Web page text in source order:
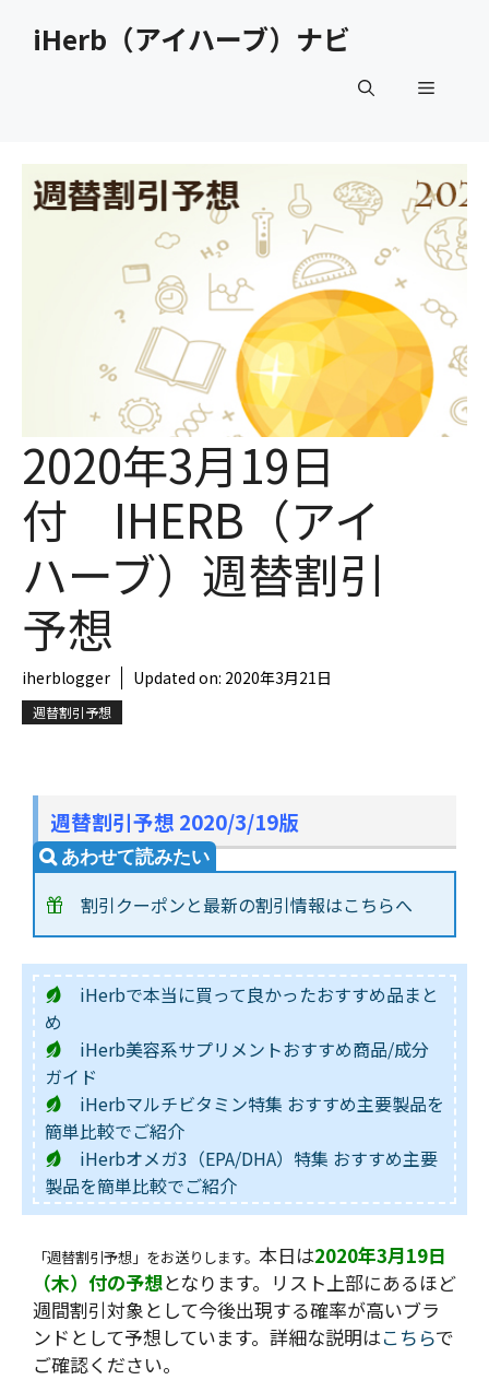
iHerb（アイハーブ）ナビ
メ
ュ
2020年3月19日
付 IHERB（アイ
ハーブ）週替割引
予想
iherblogger Updated on: 2020年3月21日
週替割引予想
週替割引予想 2020/3/19版
割引クーポンと最新の割引情報はこちらへ
iHerbで本当に買って良かったおすすめ品まと
め
iHerb美容系サプリメントおすすめ商品/成分
ガイド
iHerbマルチビタミン特集 おすすめ主要製品を
簡単比較でご紹介
iHerbオメガ3（EPA/DHA）特集 おすすめ主要
製品を簡単比較でご紹介
「週替割引予想」をお送りします。 本日は2020年3月19日
（木）付の予想となります。リスト上部にあるほど
週間割引対象として今後出現する確率が高いブラ
ンドとして予想しています。詳細な説明はこちらで
ご確認ください。